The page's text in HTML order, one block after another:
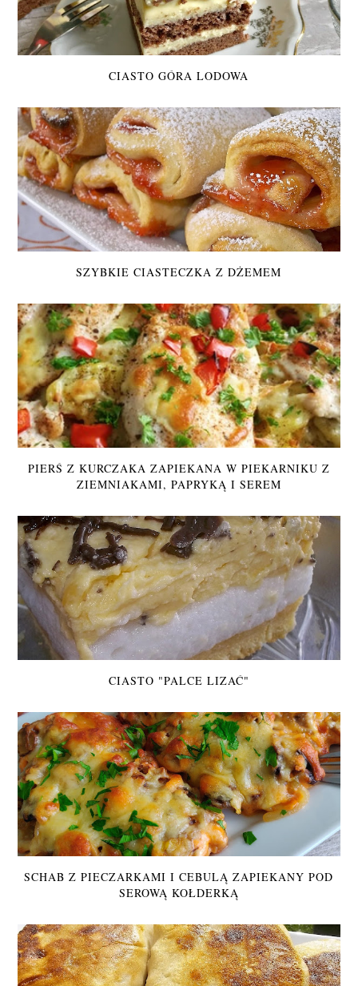
CIASTO GÓRA LODOWA
SZYBKIE CIASTECZKA Z DŻEMEM
PIERŚ Z KURCZAKA ZAPIEKANA W PIEKARNIKU Z
ZIEMNIAKAMI, PAPRYKĄ I SEREM
CIASTO "PALCE LIZAĆ"
SCHAB Z PIECZARKAMI I CEBULĄ ZAPIEKANY POD
SEROWĄ KOŁDERKĄ